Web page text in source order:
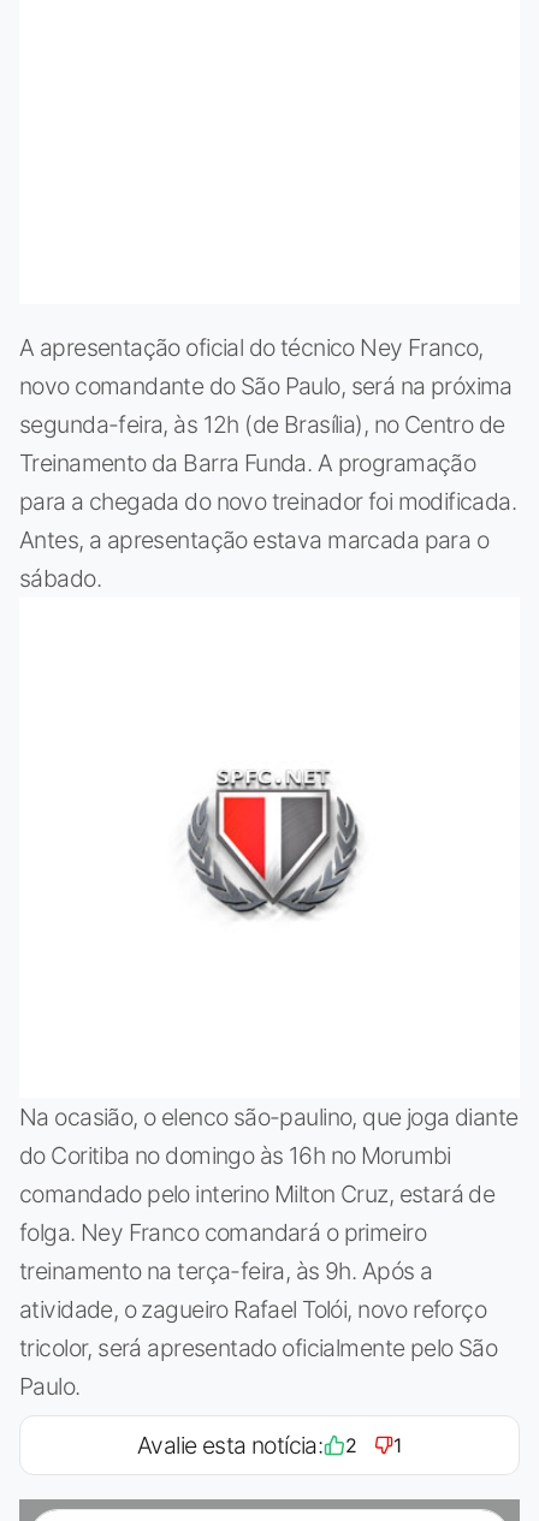
A apresentação oficial do técnico Ney Franco,
novo comandante do São Paulo, será na próxima
segunda-feira, às 12h (de Brasília), no Centro de
Treinamento da Barra Funda. A programação
para a chegada do novo treinador foi modificada.
Antes, a apresentação estava marcada para o
sábado.
Na ocasião, o elenco são-paulino, que joga diante
do Coritiba no domingo às 16h no Morumbi
comandado pelo interino Milton Cruz, estará de
folga. Ney Franco comandará o primeiro
treinamento na terça-feira, às 9h. Após a
atividade, o zagueiro Rafael Tolói, novo reforço
tricolor, será apresentado oficialmente pelo São
Paulo.
Avalie esta notícia: 2 1